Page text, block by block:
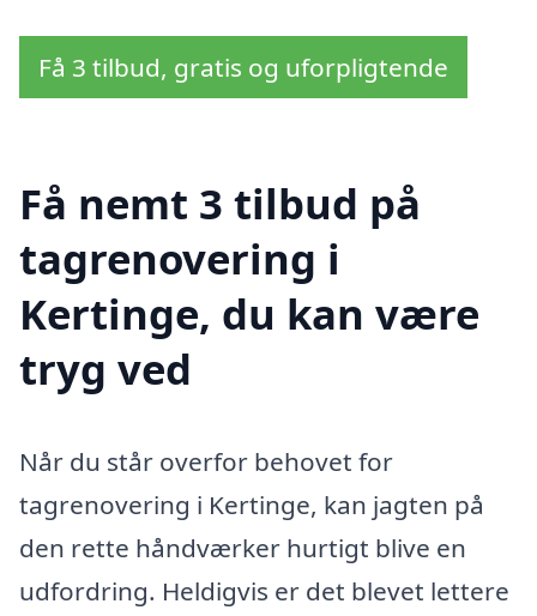
Få 3 tilbud, gratis og uforpligtende
Få nemt 3 tilbud på
tagrenovering i
Kertinge, du kan være
tryg ved
Når du står overfor behovet for
tagrenovering i Kertinge, kan jagten på
den rette håndværker hurtigt blive en
udfordring. Heldigvis er det blevet lettere